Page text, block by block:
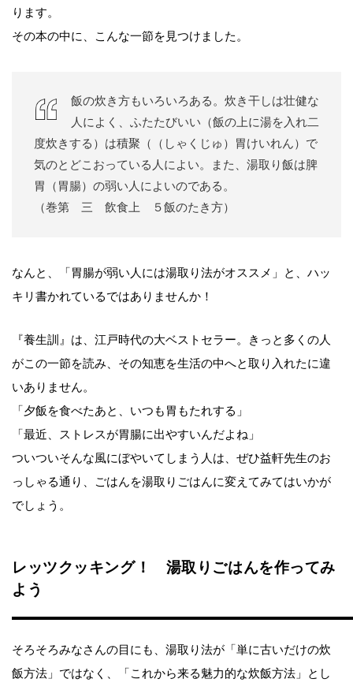
ります。
その本の中に、こんな一節を見つけました。
飯の炊き方もいろいろある。炊き干しは壮健な
人によく、ふたたびいい（飯の上に湯を入れ二
度炊きする）は積聚（（しゃくじゅ）胃けいれん）で
気のとどこおっている人によい。また、湯取り飯は脾
胃（胃腸）の弱い人によいのである。
（巻第 三 飲食上 ５飯のたき方）
なんと、「胃腸が弱い人には湯取り法がオススメ」と、ハッ
キリ書かれているではありませんか！
『養生訓』は、江戸時代の大ベストセラー。きっと多くの人
がこの一節を読み、その知恵を生活の中へと取り入れたに違
いありません。
「夕飯を食べたあと、いつも胃もたれする」
「最近、ストレスが胃腸に出やすいんだよね」
ついついそんな風にぼやいてしまう人は、ぜひ益軒先生のお
っしゃる通り、ごはんを湯取りごはんに変えてみてはいかが
でしょう。
レッツクッキング！ 湯取りごはんを作ってみ
よう
そろそろみなさんの目にも、湯取り法が「単に古いだけの炊
飯方法」ではなく、「これから来る魅力的な炊飯方法」とし